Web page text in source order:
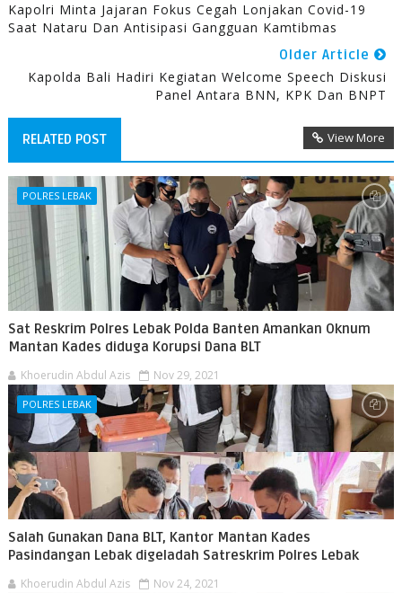
Kapolri Minta Jajaran Fokus Cegah Lonjakan Covid-19
Saat Nataru Dan Antisipasi Gangguan Kamtibmas
Older Article
Kapolda Bali Hadiri Kegiatan Welcome Speech Diskusi
Panel Antara BNN, KPK Dan BNPT
RELATED POST View More
POLRES LEBAK
Sat Reskrim Polres Lebak Polda Banten Amankan Oknum
Mantan Kades diduga Korupsi Dana BLT
Khoerudin Abdul Azis Nov 29, 2021
POLRES LEBAK
Salah Gunakan Dana BLT, Kantor Mantan Kades
Pasindangan Lebak digeladah Satreskrim Polres Lebak
Khoerudin Abdul Azis Nov 24, 2021